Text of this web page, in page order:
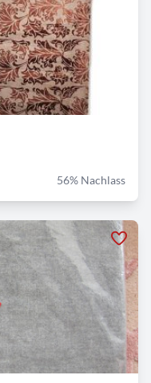
56% Nachlass